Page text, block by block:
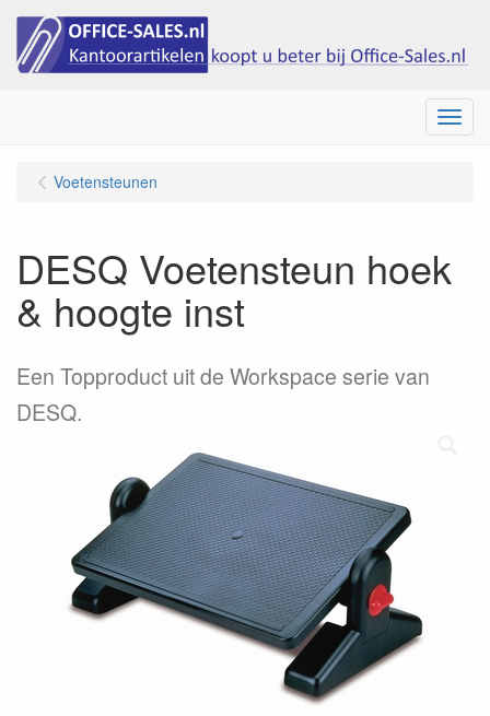
Menu
Voetensteunen
DESQ Voetensteun hoek
& hoogte inst
Een Topproduct uit de Workspace serie van
DESQ.